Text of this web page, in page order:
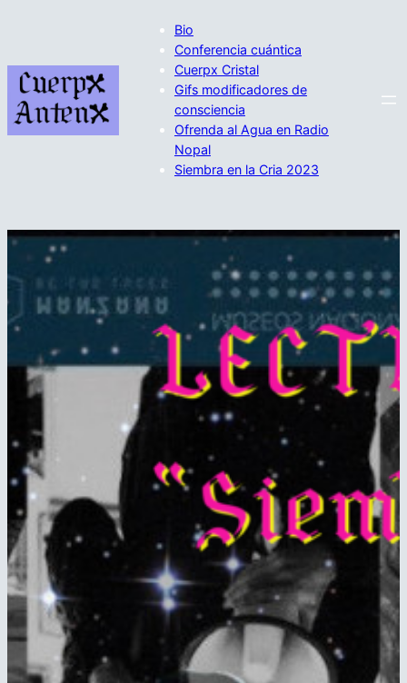
contenido
Bio
Conferencia cuántica
Cuerpx Cristal
Gifs modificadores de
consciencia
Ofrenda al Agua en Radio
Nopal
Siembra en la Cria 2023